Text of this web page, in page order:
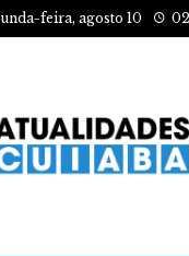
feira, agosto 10